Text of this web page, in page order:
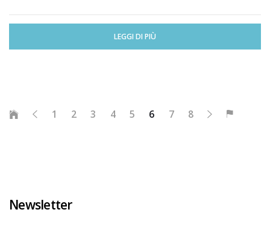
LEGGI DI PIÙ
1 2 3 4 5 6 7 8
Newsletter